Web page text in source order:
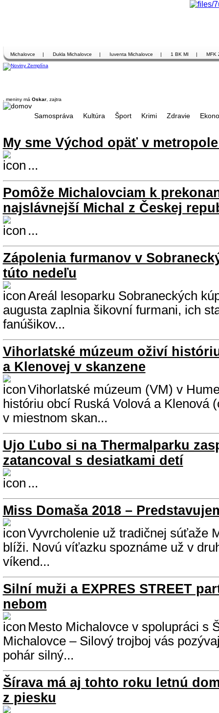
Michalovce | Dukla Michalovce | Iuventa Michalovce | 1 BK MI | MFK
, meniny má Oskar, zajtra
Samospráva Kultúra Šport Krimi Zdravie
My sme Východ opäť v
...
Pomôže Michalovciam k
najslávnejší Michal z Českej
...
Zápolenia furmanov v
túto nedeľu
Areál lesoparku Sobraneckých
augusta zaplnia šikovní furmani, ich
fanúšikov...
Vihorlatské múzeum oživí
a Klenovej v skanzene
Vihorlatské múzeum (VM) v
históriu obcí Ruská Volová a Klenová
v miestnom skan...
Ujo Ľubo si na Thermalparku
zatancoval s desiatkami detí
...
Miss Domaša 2018 –
Vyvrcholenie už tradičnej súťaže
blíži. Novú víťazku spoznáme už v
víkend...
Silní muži a EXPRES STREET
nebom
Mesto Michalovce v spolupráci s
Michalovce – Silový trojboj vás
pohár silný...
Šírava má aj tohto roku letnú
z piesku